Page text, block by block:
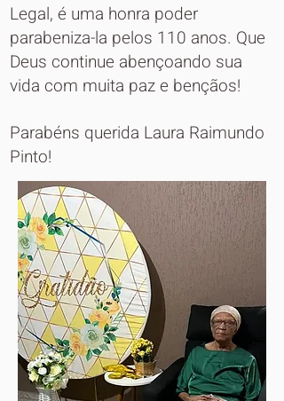
Legal, é uma honra poder
parabeniza-la pelos 110 anos. Que
Deus continue abençoando sua
vida com muita paz e bençãos!
Parabéns querida Laura Raimundo
Pinto!